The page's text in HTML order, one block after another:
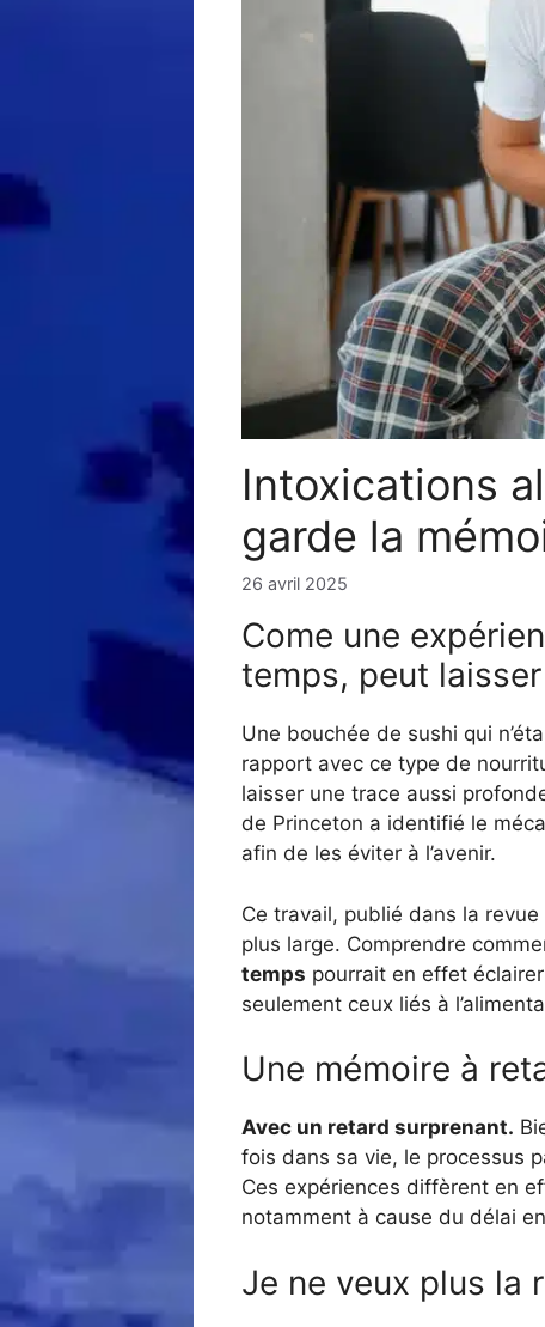
Intoxications
garde la
26 avril 2025
Come une
temps, peut
Une bouchée de sushi qui
rapport avec ce type de
laisser une trace aussi
de Princeton a identifié le
afin de les éviter à l’avenir.
Ce travail, publié dans la revue
plus large. Comprendre
temps pourrait en effet
seulement ceux liés à
Une mémoire à
Avec un retard surprenant.
fois dans sa vie, le processus
Ces expériences diffèrent en
notamment à cause du délai
Je ne veux plus la